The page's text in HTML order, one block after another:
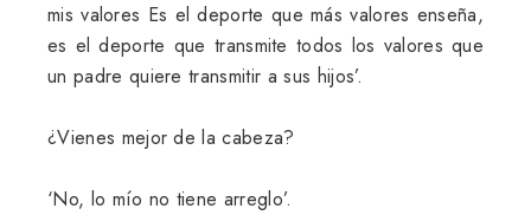
mis valores Es el deporte que más valores enseña,
es el deporte que transmite todos los valores que
un padre quiere transmitir a sus hijos’.
¿Vienes mejor de la cabeza?
‘No, lo mío no tiene arreglo’.